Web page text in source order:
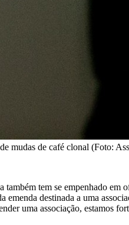
mudas de café clonal (Foto:
também tem se empenhado
emenda destinada a uma
uma associação, estamos